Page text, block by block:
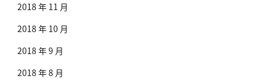
2018 年 11 月
2018 年 10 月
2018 年 9 月
2018 年 8 月